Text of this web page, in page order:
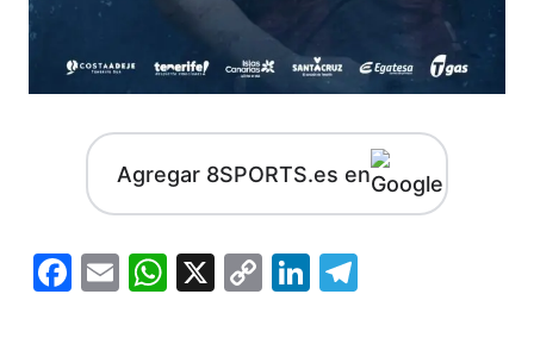
Agregar 8SPORTS.es en
Facebook
EmailWhatsApp
X
CopyLinkedIn